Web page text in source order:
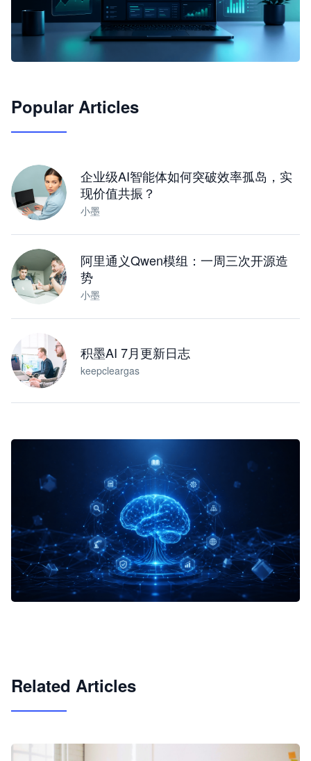
JimoClaw 桌面 AI Agent 工作台
Popular Articles
企业级AI智能体如何突破效率孤岛，实
现价值共振？
小墨
阿里通义Qwen模组：一周三次开源造
势
小墨
积墨AI 7月更新日志
keepcleargas
Related Articles